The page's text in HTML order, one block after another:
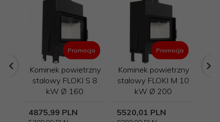
Promocja
Kominek powietrzny
stalowy FLOKI S 8
kW Ø 160
4875,99 PLN
Promocja
Kominek powietrzny
stalowy FLOKI M 10
kW Ø 200
5520,01 PLN